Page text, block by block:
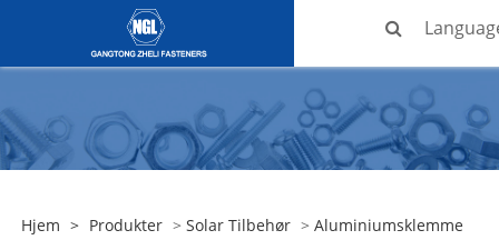
Hjem > Produkter > Solar Tilbehør > Aluminiumsklemme